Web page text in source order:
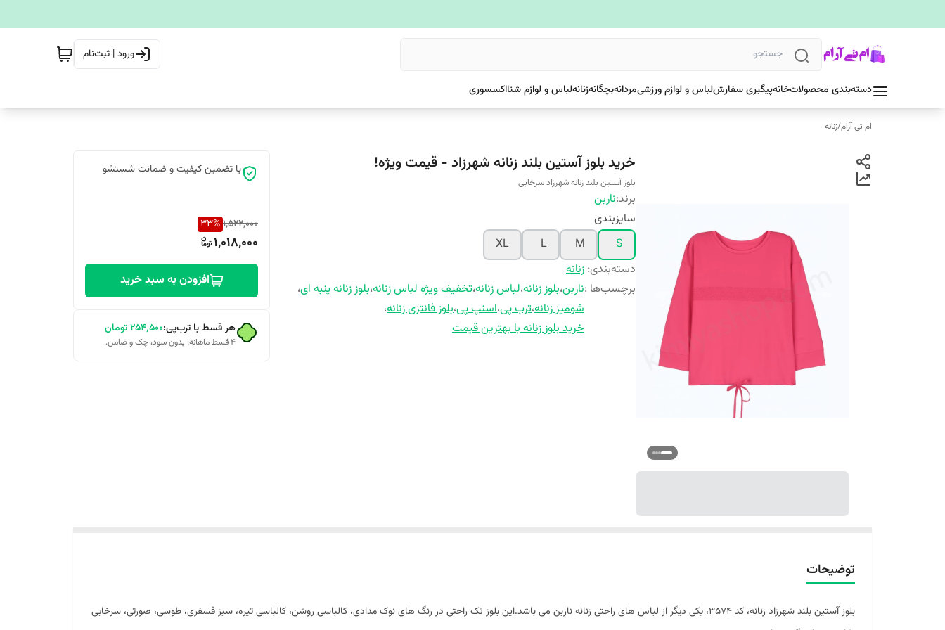
ورود | ثبت‌نام
دسته‌بندی محصولاتخانهپیگیری سفارشلباس و لوازم ورزشیمردانهبچگانهزنانهلباس و لوازم شنااکسسوری
ام تی آرام/زنانه
خرید بلوز آستین بلند زنانه شهرزاد - قیمت ویژه!
بلوز آستین بلند زنانه شهرزاد سرخابی
برند:ناربن
سایزبندی
S
M
L
XL
دسته‌بندی: زنانه
برچسب‌ها :ناربن،بلوز زنانه،لباس زنانه،تخفیف ویژه لباس زنانه،بلوز زنانه پنبه ای،
شومیز زنانه،ترب پی،اسنپ پی،بلوز فانتزی زنانه،
خرید بلوز زنانه با بهترین قیمت
با تضمین کیفیت و ضمانت شستشو
1,522,000
33%
1,018,000
افزودن به سبد خرید
هر قسط با ترب‌پی:۲۵۴٬۵۰۰تومان
۴ قسط ماهانه. بدون سود، چک و ضامن.
توضیحات
بلوز آستین بلند شهرزاد زنانه، کد 3574، یکی دیگر از لباس های راحتی زنانه ناربن می باشد.این بلوز تک راحتی در رنگ های نوک مدادی، کالباسی روشن، کالباسی تیره، سبز فسفری، طوسی، صورتی، سرخابی